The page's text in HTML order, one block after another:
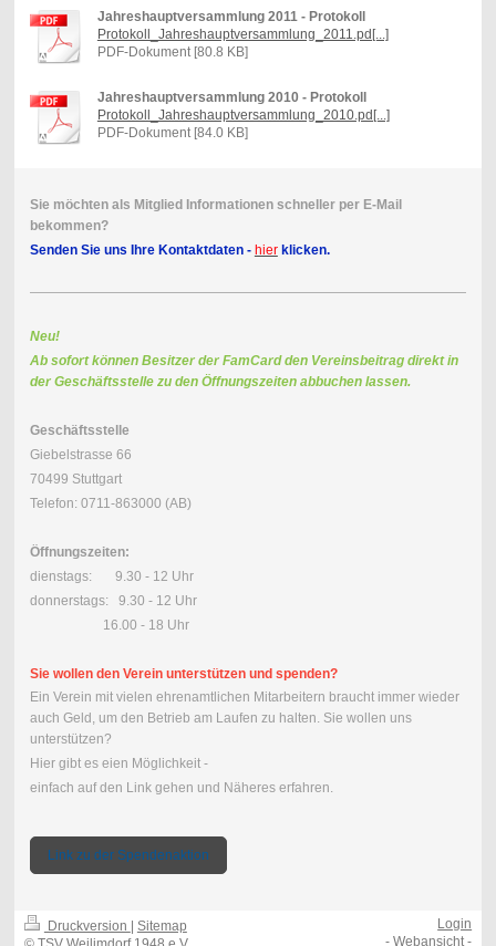
Jahreshauptversammlung 2011 - Protokoll
Protokoll_Jahreshauptversammlung_2011.pd[...]
PDF-Dokument [80.8 KB]
Jahreshauptversammlung 2010 - Protokoll
Protokoll_Jahreshauptversammlung_2010.pd[...]
PDF-Dokument [84.0 KB]
Sie möchten als Mitglied Informationen schneller per E-Mail
bekommen?
Senden Sie uns Ihre Kontaktdaten - hierklicken.
Neu!
Ab sofort können Besitzer der FamCard den Vereinsbeitrag direkt in
der Geschäftsstelle zu den Öffnungszeiten abbuchen lassen.
Geschäftsstelle
Giebelstrasse 66
70499 Stuttgart
Telefon: 0711-863000 (AB)
Öffnungszeiten:
dienstags: 9.30 - 12 Uhr
donnerstags: 9.30 - 12 Uhr
16.00 - 18 Uhr
Sie wollen den Verein unterstützen und spenden?
Ein Verein mit vielen ehrenamtlichen Mitarbeitern braucht immer wieder
auch Geld, um den Betrieb am Laufen zu halten. Sie wollen uns
unterstützen?
Hier gibt es eien Möglichkeit -
einfach auf den Link gehen und Näheres erfahren.
Link zu der Spendenaktion
Druckversion
Sitemap
Login
-Webansicht-